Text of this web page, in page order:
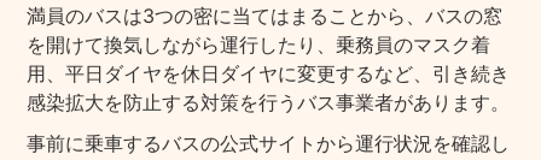
満員のバスは3つの密に当てはまることから、バスの窓
を開けて換気しながら運行したり、乗務員のマスク着
用、平日ダイヤを休日ダイヤに変更するなど、引き続き
感染拡大を防止する対策を行うバス事業者があります。
事前に乗車するバスの公式サイトから運行状況を確認し